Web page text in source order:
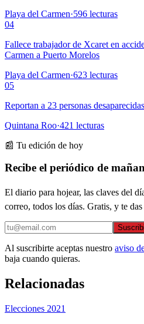
Playa del Carmen·596 lecturas
04
Fallece trabajador de Xcaret en
Carmen a Puerto Morelos
Playa del Carmen·623 lecturas
05
Reportan a 23 personas
Quintana Roo·421 lecturas
📰 Tu edición de hoy
Recibe el periódico de
El diario para hojear, las claves del
correo, todos los días. Gratis, y te
Al suscribirte aceptas nuestro aviso
baja cuando quieras.
Relacionadas
Elecciones 2021